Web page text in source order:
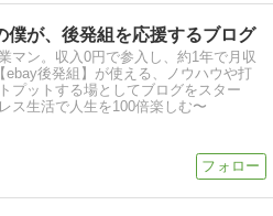
僕が、後発組を応援するブログ
マン。収入0円で参入し、約1年で月収
ebay後発組】が使える、ノウハウや打
プットする場としてブログをスター
ス生活で人生を100倍楽しむ〜